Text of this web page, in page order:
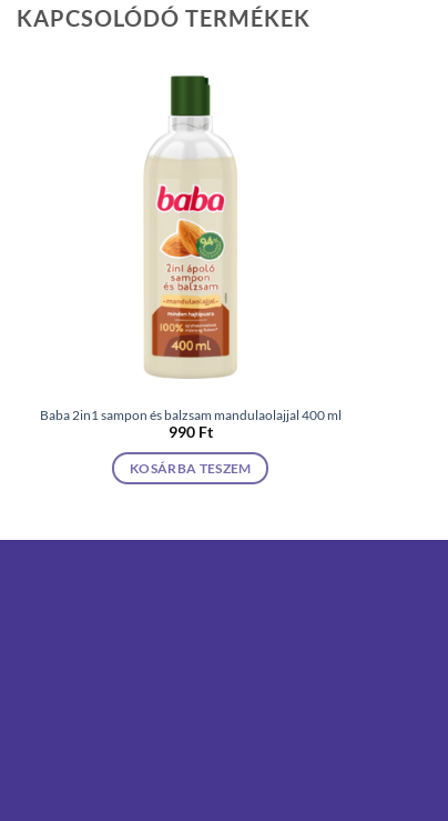
KAPCSOLÓDÓ TERMÉKEK
Baba 2in1 sampon és balzsam mandulaolajjal 400 ml
990 Ft
KOSÁRBA TESZEM